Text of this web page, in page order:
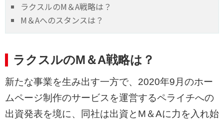
ラクスルのM＆A戦略は？
M＆Aへのスタンスは？
ラクスルのM＆A戦略は？
新たな事業を生み出す一方で、2020年9月のホー
ムページ制作のサービスを運営するペライチへの
出資発表を境に、同社は出資とM＆Aに力を入れ始